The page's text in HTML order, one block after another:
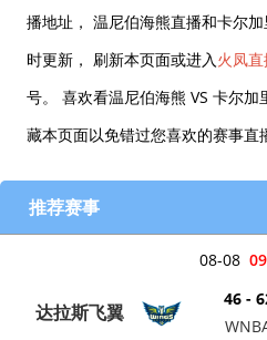
播地址， 温尼伯海熊直播和卡尔
时更新， 刷新本页面或进入火凤
号。 喜欢看温尼伯海熊 VS 卡尔
藏本页面以免错过您喜欢的赛事直
推荐赛事
08-08
达拉斯飞翼
46 -